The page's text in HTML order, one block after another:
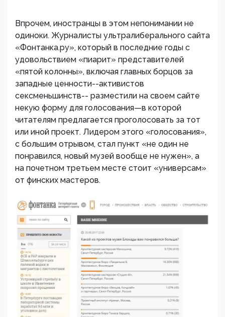
Впрочем, иностранцы в этом непонимании не
одиноки. Журналисты ультралиберального сайта
«Фонтанка.ру», который в последние годы с
удовольствием «пиарит» представителей
«пятой колонны», включая главных борцов за
западные ценности--активистов
сексменьшинств-- разместили на своем сайте
некую форму для голосования—в которой
читателям предлагается проголосовать за тот
или иной проект. Лидером этого «голосования»,
с большим отрывом, стал пункт «не один не
понравился, новый музей вообще не нужен», а
на почетном третьем месте стоит «универсам»
от финских мастеров.